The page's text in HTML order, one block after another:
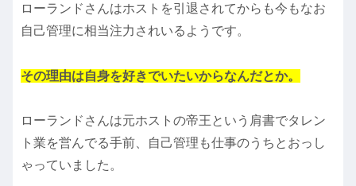
ローランドさんはホストを引退されてからも今もなお
自己管理に相当注力されいるようです。
その理由は自身を好きでいたいからなんだとか。
ローランドさんは元ホストの帝王という肩書でタレン
ト業を営んでる手前、自己管理も仕事のうちとおっし
ゃっていました。